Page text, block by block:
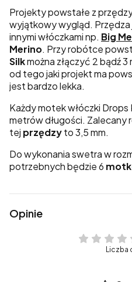
Projekty powstałe z
wyjątkowy wygląd. Przędza
innymi włóczkami np. Big
Merino. Przy robótce
Silkmożna złączyć 2 bądź
od tego jaki projekt ma
jest bardzo lekka.
Każdy motek włóczki
metrów długości. Zalecany
tej przędzyto 3,5 mm.
Do wykonania swetra w
potrzebnych będzie 6
Opinie